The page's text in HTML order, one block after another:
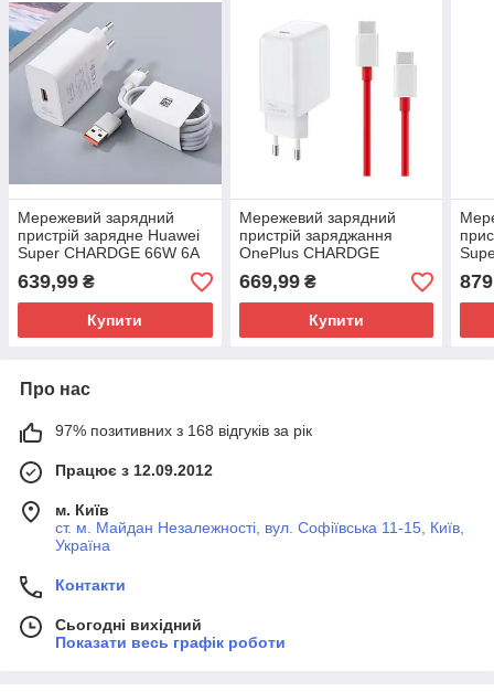
Мережевий зарядний
пристрій зарядне Huawei
Super CHARDGE 66W 6A
Type-C 2 в 1
639,99 ₴
Купити
Мережевий зарядний
пристрій заряджання
OnePlus CHARDGE
TURBO 65 W Type-C 2 в 1
Оригінал
669,99₴
Купити
1
Про нас
97% позитивних з 168 відгуків за рік
Працює з 12.09.2012
м. Київ
ст. м. Майдан Незалежності, вул. Софіївська 11-15, Київ,
Україна
Контакти
Сьогодні вихідний
Показати весь графік роботи